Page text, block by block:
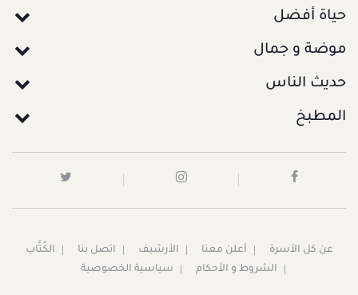
حياة أفضل
موضة و جمال
حديث الناس
المطبخ
عن كل الأسرة أعلن معنا الأرشيف اتصل بنا
الكُتَّاب
الشروط و الأحكام
سياسية الخصوصية